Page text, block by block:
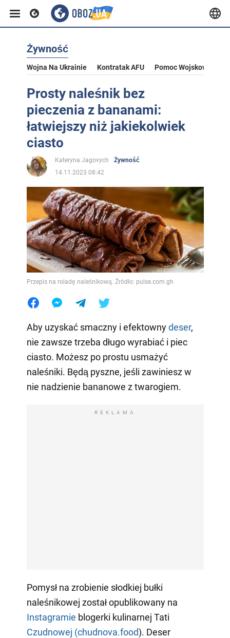
Żywność
Wojna Na Ukrainie Kontratak AFU Pomoc Wojskowa Dla
Prosty naleśnik bez
pieczenia z bananami:
łatwiejszy niż jakiekolwiek
ciasto
Kateryna Jagovych
Żywność
14.11.2023 08:42
Przepis na roladę naleśnikową. Źródło: pulse.com.gh
Aby uzyskać smaczny i efektownydeser,
nie zawsze trzeba długo wyrabiać i piec
ciasto. Możesz po prostu usmażyć
naleśniki. Będą pyszne, jeśli zawiniesz w
nie nadzienie bananowe z twarogiem.
REKLAMA
Pomysł na zrobienie słodkiej bułki
naleśnikowej został opublikowany na
Instagramie blogerki kulinarnej Tati
Czudnowej (chudnova.food). Deser